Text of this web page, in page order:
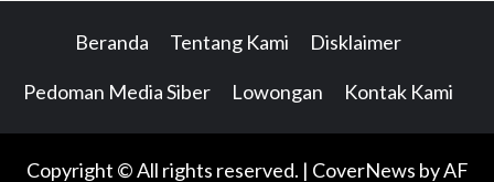
Beranda Tentang Kami Disklaimer
Pedoman Media Siber Lowongan Kontak Kami
Copyright © All rights reserved. | CoverNews by AF